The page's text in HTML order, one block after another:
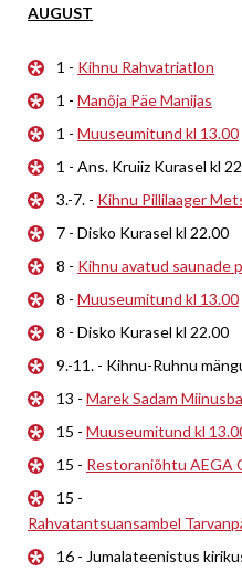
AUGUST
1 - Kihnu Rahvatriatlon
1 - Manõja Päe Manijas
1 - Muuseumitund kl 13.00
1 - Ans. Kruiiz Kurasel kl
3.-7. - Kihnu Pillilaager
7 - Disko Kurasel kl 22.00
8 - Kihnu avatud saunade
8 - Muuseumitund kl 13.00
8 - Disko Kurasel kl 22.00
9.-11. - Kihnu-Ruhnu
13 - Marek Sadam
15 - Muuseumitund kl
15 - Restoraniõhtu AEGA
15 -
Rahvatantsuansambel
16 - Jumalateenistus